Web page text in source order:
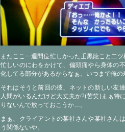
またここ一週間位忙しかった壬黒龍こと二
忙しいのにわをかけて、偏頭痛やら身体の
化してる部分があるからなぁ。いつまで俺の
それはそうと前回の彼、ネットの新しい友
人間がいるんだけど大丈夫か?(苦笑)まぁ特
りないんで放っておこうか…。
まぁ、クライアントの某社さんや某社さん
う関係ないや。